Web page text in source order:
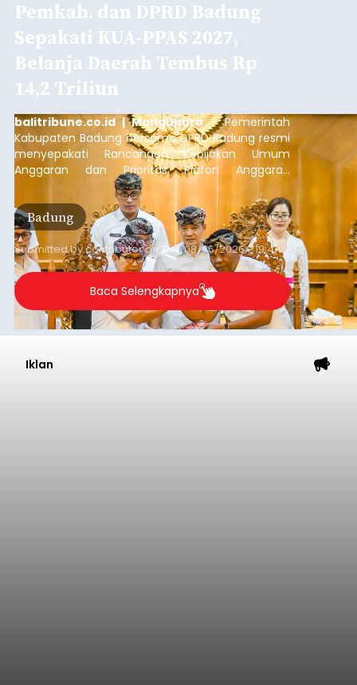
Tani) Jakarta, Kamis (6/8/2026).
Submitted bycontributor onThu, 08/06/2026 - 20:05
Baca Selengkapnya
Iklan